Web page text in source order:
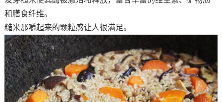
和膳食纤维。
糙米那嚼起来的颗粒感让人很满足。